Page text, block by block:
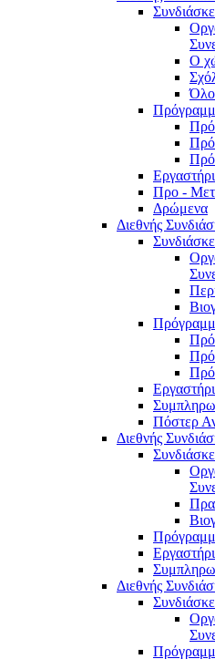
Ο
Προ -
Δρώμενα
Διεθνής
Πόστερ
Διεθνής
Διεθνής